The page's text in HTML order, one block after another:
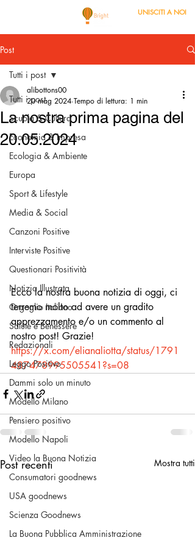
UNISCITI A NOI
Post
Tutti i post
Scuola & Cultura
Economia & Impresa
Ecologia & Ambiente
Europa
Sport & Lifestyle
Media & Social
Canzoni Positive
Interviste Positive
Questionari Positività
Notizia Illustrata
Orgoglio Italiano
Salute e Benessere
Redazionali
Leggo Positivo
Dammi solo un minuto
Modello Milano
Pensiero positivo
Modello Napoli
Video la Buona Notizia
Consumatori goodnews
USA goodnews
Scienza Goodnews
La Buona Pubblica Amministrazione
Tutti i post
La nostra prima pagina del
20.05.2024
alibottons00
20 mag 2024 Tempo di lettura: 1 min
Ecco la nostra buona notizia di oggi, ci
terremo molto ad avere un gradito
apprezzamento e/o un commento al
nostro post! Grazie!
https://x.com/elianaliotta/status/1791
487478995505541?s=08
Post recenti Mostra tutti